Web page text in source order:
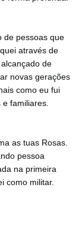
de pessoas que
através de
de
novas gerações
como eu fui
familiares.
as tuas Rosas.
pessoa
na primeira
como militar.